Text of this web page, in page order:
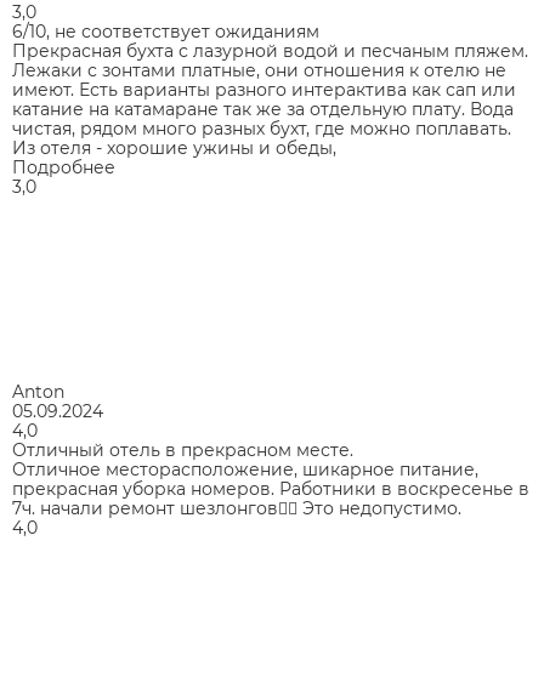
3,0
6/10, не соответствует ожиданиям
Прекрасная бухта с лазурной водой и песчаным пляжем.
Лежаки с зонтами платные, они отношения к отелю не
имеют. Есть варианты разного интерактива как сап или
катание на катамаране так же за отдельную плату. Вода
чистая, рядом много разных бухт, где можно поплавать.
Из отеля - хорошие ужины и обеды,
Подробнее
3,0
Anton
05.09.2024
4,0
Отличный отель в прекрасном месте.
Отличное месторасположение, шикарное питание,
прекрасная уборка номеров. Работники в воскресенье в
7ч. начали ремонт шезлонгов🤦‍♂️ Это недопустимо.
4,0